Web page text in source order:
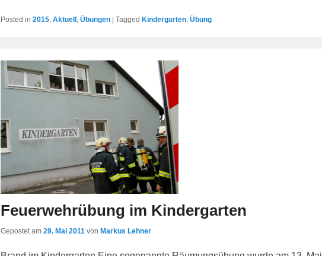
Posted in 2015, Aktuell , Übungen Tagged Kindergarten, Übung
Feuerwehrübung im Kindergarten
Gepostet am 29. Mai 2011 von Markus Lehner